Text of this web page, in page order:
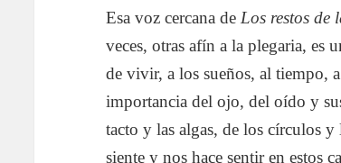
Esa voz cercana deLos restos de
veces, otras afín a la plegaria,
de vivir, a los sueños, al tiempo,
importancia del ojo, del oído y
tacto y las algas, de los círculos
siente y nos hace sentir en estos